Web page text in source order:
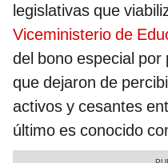
legislativas que
Viceministerio de
del bono especial
que dejaron de
activos y cesantes
último es conocido